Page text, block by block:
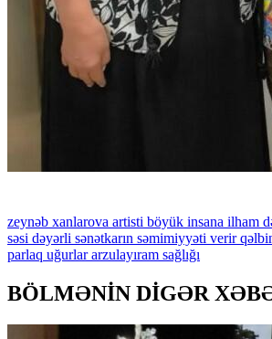
zeynəb xanlarova artisti böyük insana ilham
səsi dəyərli sənətkarın səmimiyyəti verir
parlaq uğurlararzulayıram sağlığı
BÖLMƏNİN DİGƏR